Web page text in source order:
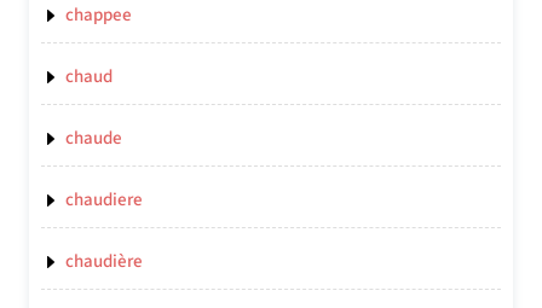
chappee
chaud
chaude
chaudiere
chaudière